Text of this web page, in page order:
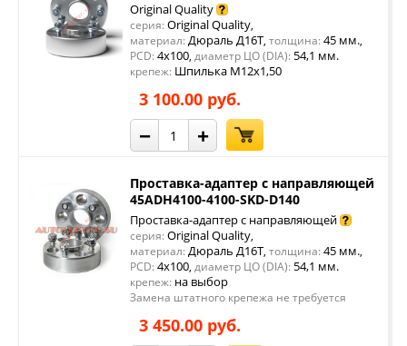
Original Quality
серия: Original Quality,
материал: Дюраль Д16Т, толщина: 45 мм.,
PCD: 4x100, диаметр ЦО (DIA): 54,1 мм.
крепеж: Шпилька М12х1,50
3 100.00 руб.
− +
Проставка-адаптер с направляющей
45ADH4100-4100-SKD-D140
Проставка-адаптер с направляющей
серия: Original Quality,
материал: Дюраль Д16Т, толщина: 45 мм.,
PCD: 4x100, диаметр ЦО (DIA): 54,1 мм.
крепеж: на выбор
Замена штатного крепежа не требуется
3 450.00 руб.